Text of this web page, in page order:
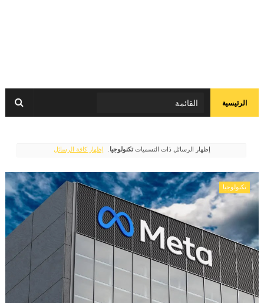
الرئيسية
‏إظهار الرسائل ذات التسميات تكنولوجيا. إظهار كافة الرسائل
تكنولوجيا